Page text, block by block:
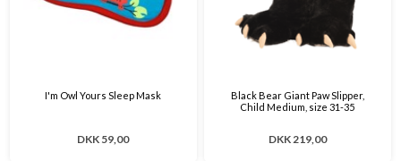
I'm Owl Yours Sleep Mask
DKK 59,00
Black Bear Giant Paw Slipper,
Child Medium, size 31-35
DKK 219,00